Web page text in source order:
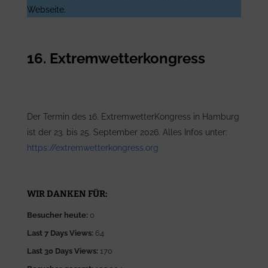
Webseite.
16. Extremwetterkongress
Der Termin des 16. ExtremwetterKongress in Hamburg
ist der 23. bis 25. September 2026. Alles Infos unter:
https://extremwetterkongress.org
WIR DANKEN FÜR:
Besucher heute: 0
Last 7 Days Views: 64
Last 30 Days Views: 170